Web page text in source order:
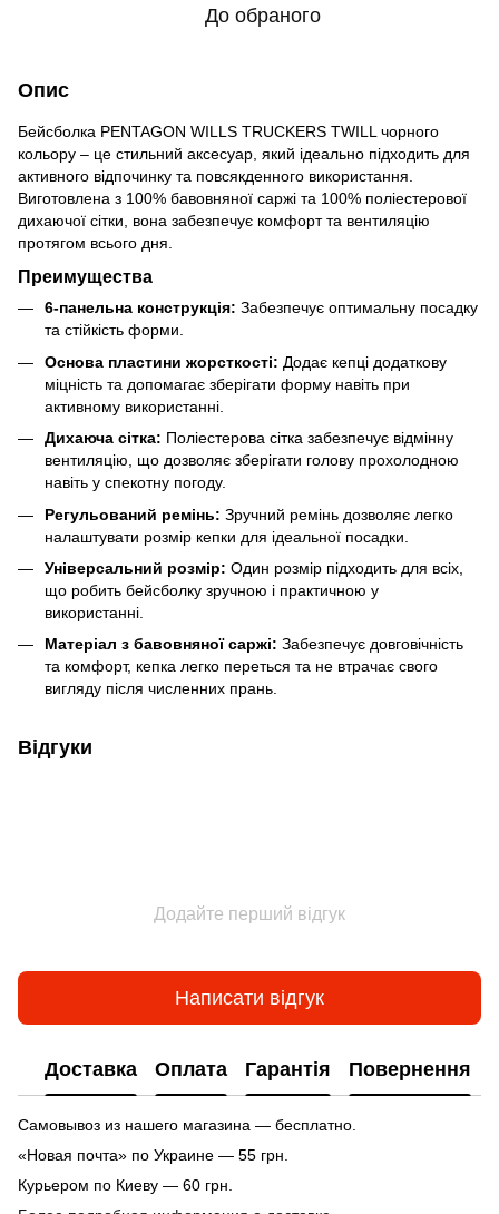
До обраного
Опис
Бейсболка PENTAGON WILLS TRUCKERS TWILL чорного
кольору – це стильний аксесуар, який ідеально підходить для
активного відпочинку та повсякденного використання.
Виготовлена з 100% бавовняної саржі та 100% поліестерової
дихаючої сітки, вона забезпечує комфорт та вентиляцію
протягом всього дня.
Преимущества
6-панельна конструкція: Забезпечує оптимальну посадку
та стійкість форми.
Основа пластини жорсткості: Додає кепці додаткову
міцність та допомагає зберігати форму навіть при
активному використанні.
Дихаюча сітка: Поліестерова сітка забезпечує відмінну
вентиляцію, що дозволяє зберігати голову прохолодною
навіть у спекотну погоду.
Регульований ремінь: Зручний ремінь дозволяє легко
налаштувати розмір кепки для ідеальної посадки.
Універсальний розмір: Один розмір підходить для всіх,
що робить бейсболку зручною і практичною у
використанні.
Матеріал з бавовняної саржі: Забезпечує довговічність
та комфорт, кепка легко переться та не втрачає свого
вигляду після численних прань.
Відгуки
Додайте перший відгук
Написати відгук
Доставка Оплата Гарантія Повернення
Самовывоз из нашего магазина — бесплатно.
«Новая почта» по Украине — 55 грн.
Курьером по Киеву — 60 грн.